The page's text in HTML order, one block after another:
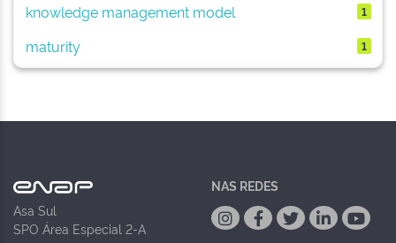
knowledge management model
1
maturity 1
Asa Sul
SPO Área Especial 2-A
NAS REDES